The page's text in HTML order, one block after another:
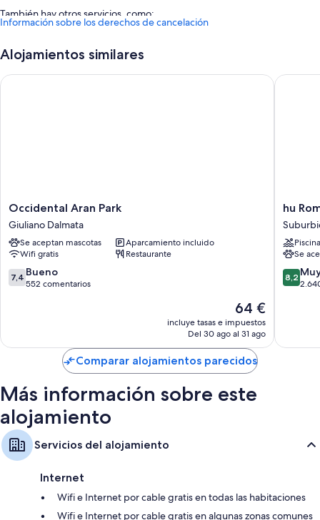
También hay otros servicios, como:
aeropuerto (de pago) y salas de reuniones
habitaciones insonorizadas. Los huéspedes suelen valorar muy
Además, otros de los servicios de los que disfrutarás incluyen:
Baños con duchas y bidés
Televisiones LCD con canales digitales
Información sobre los derechos de cancelación
Alojamientos similares
Occidental
Aran
Park
Giuliano
Dalmata
Occidental Aran Park
Giuliano Dalmata
Se aceptan mascotas
Aparcamiento incluido
Wifi gratis
Restaurante
7.4
sobre
7,4 Bueno
552 comentarios
El
precio
actual
de
64 €
64 €
incluye tasas e impuestos
Del 30 ago al 31 ago
Occidental Aran Park
hu
Roma
In
Town
hu
Piscina
Se
8.2
sobre
8,2
hu
Comparar alojamientos parecidos
Más información sobre este
alojamiento
Servicios del alojamiento
Internet
Wifi e Internet por cable gratis en todas las habitaciones
Wifi e Internet por cable gratis en algunas zonas comunes